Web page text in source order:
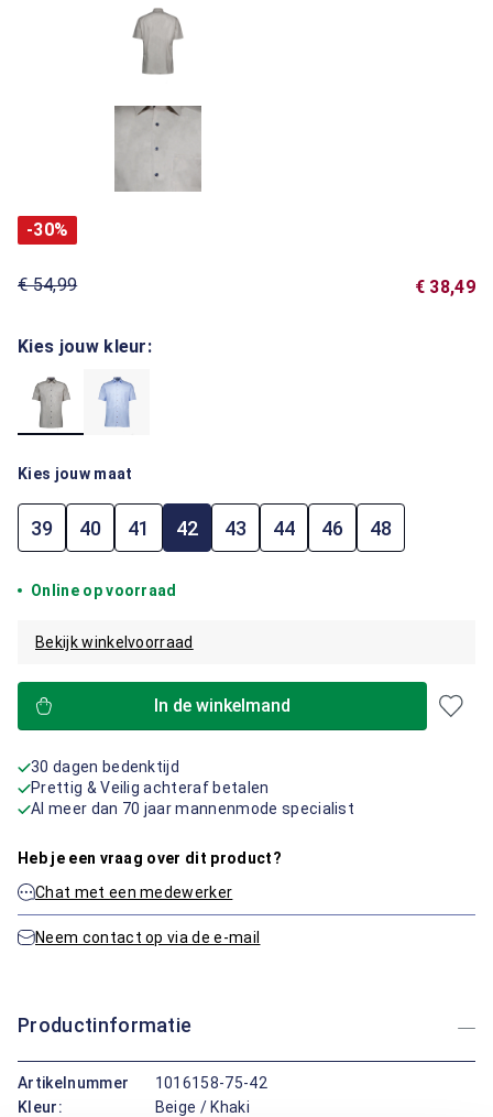
-30%
€ 54,99 € 38,49
Kies jouw kleur:
Kies jouw maat
39 40 41 42 43 44 46 48
Online op voorraad
Bekijk winkelvoorraad
In de winkelmand
30 dagen bedenktijd
Prettig & Veilig achteraf betalen
Al meer dan 70 jaar mannenmode specialist
Heb je een vraag over dit product?
Chat met een medewerker
Neem contact op via de e-mail
Productinformatie
Artikelnummer
1016158-75-42
Kleur:
Beige / Khaki